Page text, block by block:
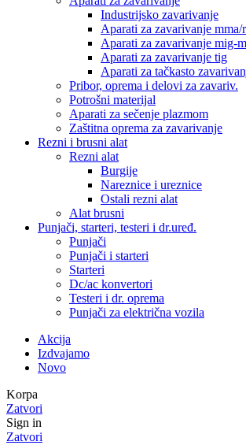
Industrijsko zavarivanje
Aparati za zavarivanje mma/
Aparati za zavarivanje mig-
Aparati za zavarivanje tig
Aparati za tačkasto
Pribor, oprema i delovi za zavariv.
Potrošni materijal
Aparati za sečenje plazmom
Zaštitna oprema za zavarivanje
Rezni i brusni alat
Rezni alat
Burgije
Nareznice i ureznice
Ostali rezni alat
Alat brusni
Punjači, starteri, testeri i dr.uređ.
Punjači
Punjači i starteri
Starteri
Dc/ac konvertori
Testeri i dr. oprema
Punjači za električna vozila
Akcija
Izdvajamo
Novo
Korpa
Zatvori
Sign in
Zatvori